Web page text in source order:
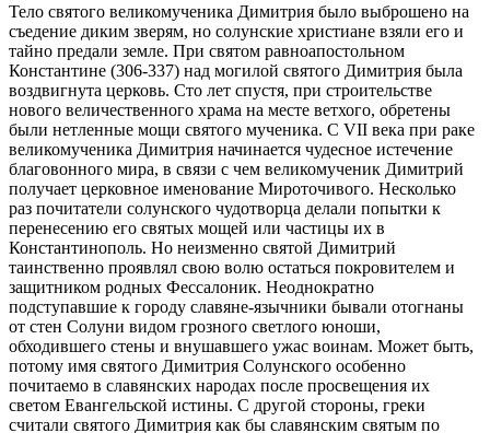
Тело святого великомученика Димитрия было выброшено на
съедение диким зверям, но солунские христиане взяли его и
тайно предали земле. При святом равноапостольном
Константине (306-337) над могилой святого Димитрия была
воздвигнута церковь. Сто лет спустя, при строительстве
нового величественного храма на месте ветхого, обретены
были нетленные мощи святого мученика. С VII века при раке
великомученика Димитрия начинается чудесное истечение
благовонного мира, в связи с чем великомученик Димитрий
получает церковное именование Мироточивого. Несколько
раз почитатели солунского чудотворца делали попытки к
перенесению его святых мощей или частицы их в
Константинополь. Но неизменно святой Димитрий
таинственно проявлял свою волю остаться покровителем и
защитником родных Фессалоник. Неоднократно
подступавшие к городу славяне-язычники бывали отогнаны
от стен Солуни видом грозного светлого юноши,
обходившего стены и внушавшего ужас воинам. Может быть,
потому имя святого Димитрия Солунского особенно
почитаемо в славянских народах после просвещения их
светом Евангельской истины. С другой стороны, греки
считали святого Димитрия как бы славянским святым по